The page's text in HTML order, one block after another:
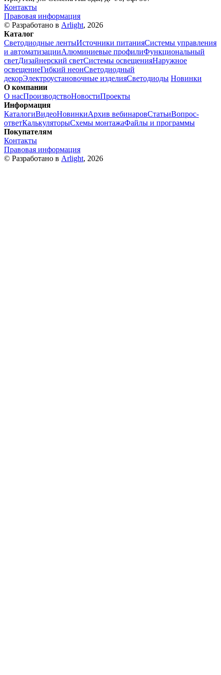
Контакты
Правовая информация
© Разработано в Arlight, 2026
Каталог
Светодиодные лентыИсточники питанияСистемы управления
и автоматизацииАлюминиевые профилиФункциональный
светДизайнерский светСистемы освещенияНаружное
освещениеГибкий неонСветодиодный
декорЭлектроустановочные изделияСветодиоды Новинки
О компании
О насПроизводствоНовостиПроекты
Информация
КаталогиВидеоНовинкиАрхив вебинаровСтатьиВопрос-
ответКалькуляторыСхемы монтажаФайлы и программы
Покупателям
Контакты
Правовая информация
© Разработано в Arlight, 2026